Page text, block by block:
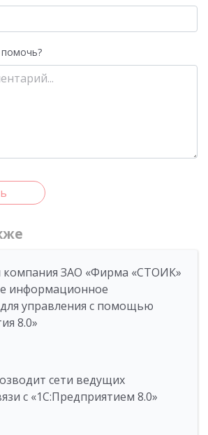
компания ЗАО «Фирма «СТОИК»
информационное
управления с помощью
8.0»
сети ведущих
с «1С:Предприятием 8.0»